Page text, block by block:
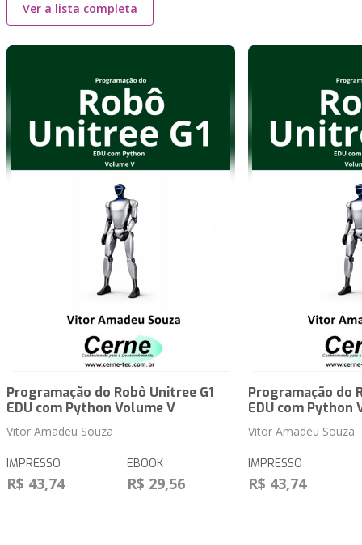
Ver a lista completa
Programação do Robô Unitree G1
EDU com Python Volume V
Vitor Amadeu Souza
IMPRESSO
R$ 43,74
EBOOK
R$ 29,56
Programação do
EDU com Python
Vitor Amadeu Souza
IMPRESSO
R$ 43,74